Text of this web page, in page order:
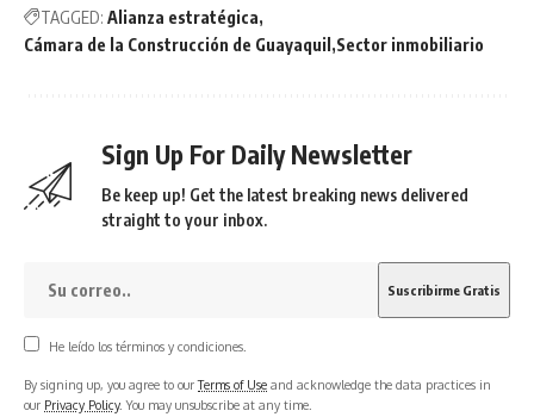
TAGGED: Alianza estratégica
Cámara de la Construcción de Guayaquil Sector inmobiliario
Sign Up For Daily Newsletter
Be keep up! Get the latest breaking news delivered
straight to your inbox.
He leído los términos y condiciones.
By signing up, you agree to ourTerms of Use and acknowledge the data practices in
our Privacy Policy. You may unsubscribe at any time.